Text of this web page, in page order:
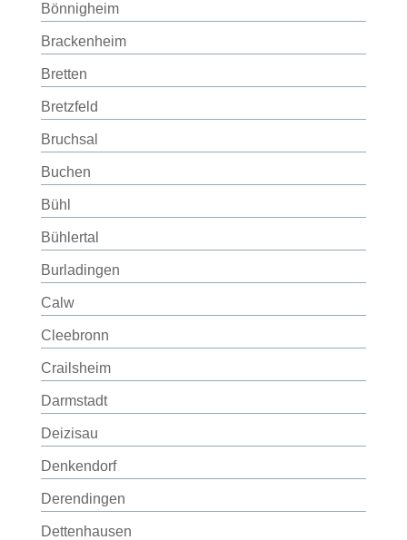
Bönnigheim
Brackenheim
Bretten
Bretzfeld
Bruchsal
Buchen
Bühl
Bühlertal
Burladingen
Calw
Cleebronn
Crailsheim
Darmstadt
Deizisau
Denkendorf
Derendingen
Dettenhausen